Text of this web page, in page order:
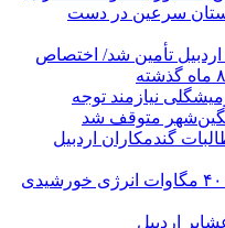
سرعین در دست
اردبیل تأمین شد/ اختصاص
نیازمند توجه
از مطالبات گندمکاران اردبیل
تفاهم‌نامه سرمایه‌گذاری برای تولید ۴۰۰ مگاوات انرژی خورشیدی
اردبیل